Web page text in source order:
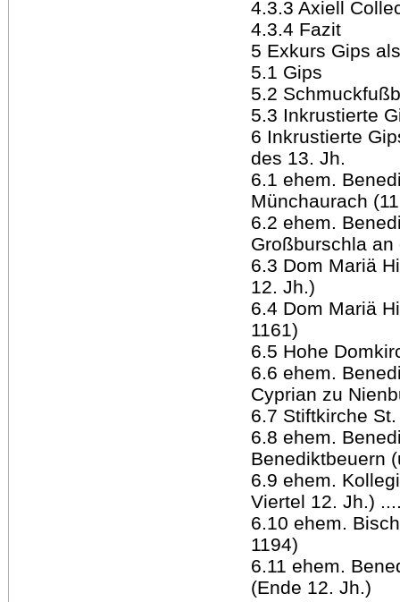
4.3.3 Axiell
4.3.4 Fazit
5 Exkurs Gips
5.1 Gips
5.2
5.3 Inkrustierte
6 Inkrustierte
des 13. Jh.
6.1 ehem.
Münchaurach
6.2 ehem.
Großburschla an
6.3 Dom Mariä
12. Jh.)
6.4 Dom Mariä
1161)
6.5 Hohe
6.6 ehem.
Cyprian zu
6.7 Stiftkirche
6.8 ehem.
Benediktbeuern
6.9 ehem.
Viertel 12. Jh.)
6.10 ehem.
1194)
6.11 ehem.
(Ende 12. Jh.)